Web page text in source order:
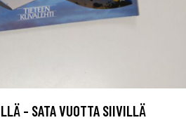
- SATA VUOTTA SIIVILLÄ